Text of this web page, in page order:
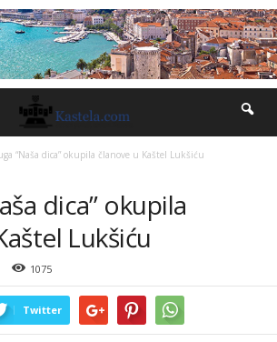
“Naša dica” okupila članove u Kaštel Lukšiću
dica” okupila
Lukšiću
1075
Twitter